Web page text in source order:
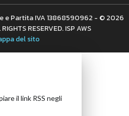
e Partita IVA 13868590962 - © 2026
RESERVED. ISP AWS
del sito
il link RSS negli